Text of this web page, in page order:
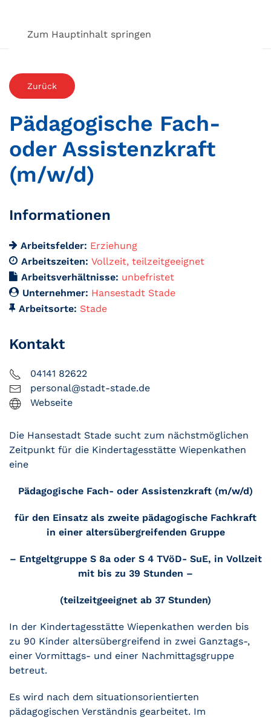
Zum Hauptinhalt springen
Zurück
Pädagogische Fach-
oder Assistenzkraft
(m/w/d)
Informationen
Arbeitsfelder: Erziehung
Arbeitszeiten: Vollzeit teilzeitgeeignet
Arbeitsverhältnisse: unbefristet
Unternehmer: Hansestadt Stade
Arbeitsorte: Stade
Kontakt
04141 82622
personal@stadt-stade.de
Webseite
Die Hansestadt Stade sucht zum nächstmöglichen
Zeitpunkt für die Kindertagesstätte Wiepenkathen
eine
Pädagogische Fach- oder Assistenzkraft (m/w/d)
für den Einsatz als zweite pädagogische Fachkraft
in einer altersübergreifenden Gruppe
– Entgeltgruppe S 8a oder S 4 TVöD- SuE, in Vollzeit
mit bis zu 39 Stunden –
(teilzeitgeeignet ab 37 Stunden)
In der Kindertagesstätte Wiepenkathen werden bis
zu 90 Kinder altersübergreifend in zwei Ganztags-,
einer Vormittags- und einer Nachmittagsgruppe
betreut.
Es wird nach dem situationsorientierten
pädagogischen Verständnis gearbeitet. Im